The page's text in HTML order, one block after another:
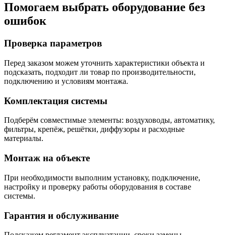
Помогаем выбрать оборудование без
ошибок
Проверка параметров
Перед заказом можем уточнить характеристики объекта и
подсказать, подходит ли товар по производительности,
подключению и условиям монтажа.
Комплектация системы
Подберём совместимые элементы: воздуховоды, автоматику,
фильтры, крепёж, решётки, диффузоры и расходные
материалы.
Монтаж на объекте
При необходимости выполним установку, подключение,
настройку и проверку работы оборудования в составе
системы.
Гарантия и обслуживание